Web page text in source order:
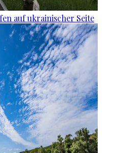
auf ukrainischer Seite